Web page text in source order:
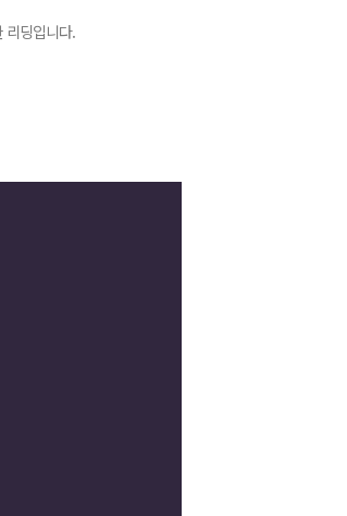
리딩입니다.